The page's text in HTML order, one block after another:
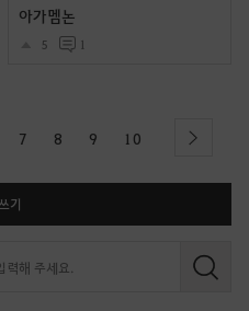
아가멤논
5 1
7 8 9 10 next
기
검